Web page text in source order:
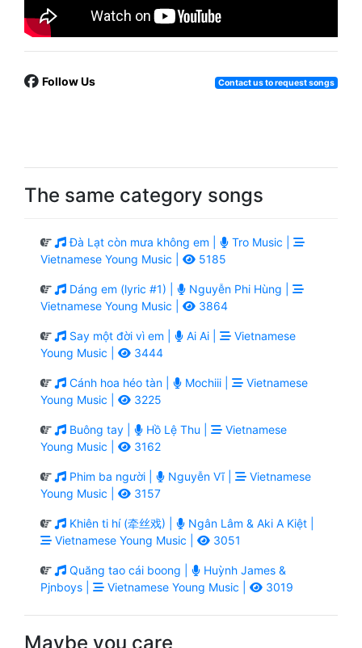
Follow Us Contact us to request songs
The same category songs
Đà Lạt còn mưa không em |
Tro Music |
Vietnamese Young Music |
5185
Dáng em (lyric #1) |
Nguyễn Phi Hùng |
Vietnamese Young Music |
3864
Say một đời vì em | Ai Ai |
Vietnamese
Young Music |
3444
Cánh hoa héo tàn | Mochiii |
Vietnamese
Young Music |
3225
Buông tay | Hồ Lệ Thu |
Vietnamese
Young Music |
3162
Phim ba người | Nguyễn Vĩ |
Vietnamese
Young Music |
3157
Khiên ti hí (牵丝戏) |
Ngân Lâm & Aki A Kiệt |
Vietnamese Young Music |
3051
Quăng tao cái boong |
Huỳnh James &
Pjnboys |
Vietnamese Young Music | 3019
Maybe you care